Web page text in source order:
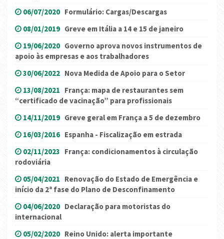
06/07/2020 Formulário: Cargas/Descargas
08/01/2019 Greve em Itália a 14 e 15 de janeiro
19/06/2020 Governo aprova novos instrumentos de
apoio às empresas e aos trabalhadores
30/06/2022 Nova Medida de Apoio para o Setor
13/08/2021 França: mapa de restaurantes sem
“certificado de vacinação” para profissionais
14/11/2019 Greve geral em França a 5 de dezembro
16/03/2016 Espanha - Fiscalização em estrada
02/11/2023 França: condicionamentos à circulação
rodoviária
05/04/2021 Renovação do Estado de Emergência e
início da 2ª fase do Plano de Desconfinamento
04/06/2020 Declaração para motoristas do
internacional
05/02/2020 Reino Unido: alerta importante